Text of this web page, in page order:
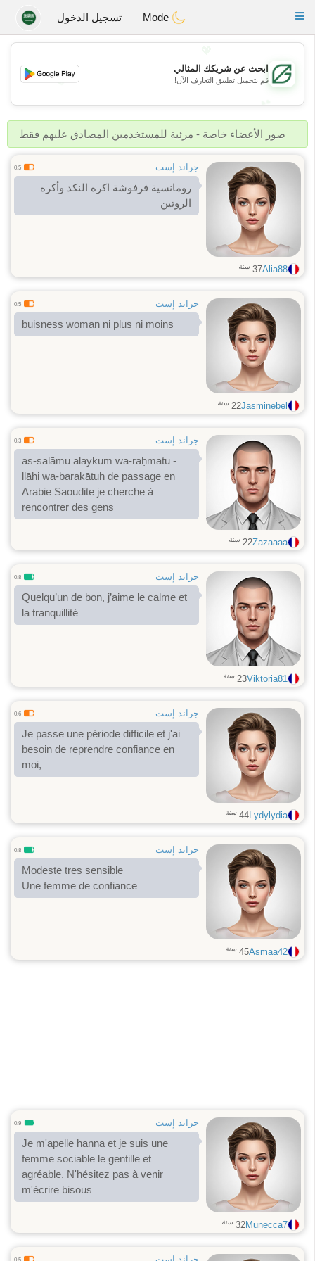
GulfDating
Toggle
تسجيل الدخول
💖
💕
ابحث عن شريكك المثالي
قم بتحميل تطبيق التعارف الآن!
صور الأعضاء خاصة - مرئية للمستخدمين المصادق عليهم فقط
جراند إست 0.5
رومانسية فرفوشة اكره النكد وأكره
الروتين
Alia88
37 سنة
جراند إست 0.5
buisness woman ni plus ni moins
Jasminebel
22 سنة
جراند إست 0.3
as-salāmu alaykum wa-raḥmatu -
llāhi wa-barakātuh de passage en
Arabie Saoudite je cherche à
rencontrer des gens
Zazaaaa
22 سنة
جراند إست 0.8
Quelqu’un de bon, j’aime le calme et
la tranquillité
Viktoria81
23 سنة
جراند إست 0.6
Je passe une période difficile et j'ai
besoin de reprendre confiance en
moi,
Lydylydia
44 سنة
جراند إست 0.8
Modeste tres sensible
Une femme de confiance
Asmaa42
45 سنة
جراند إست 0.9
Je m'apelle hanna et je suis une
femme sociable le gentille et
agréable. N'hésitez pas à venir
m'écrire bisous
Munecca7
32 سنة
0.5